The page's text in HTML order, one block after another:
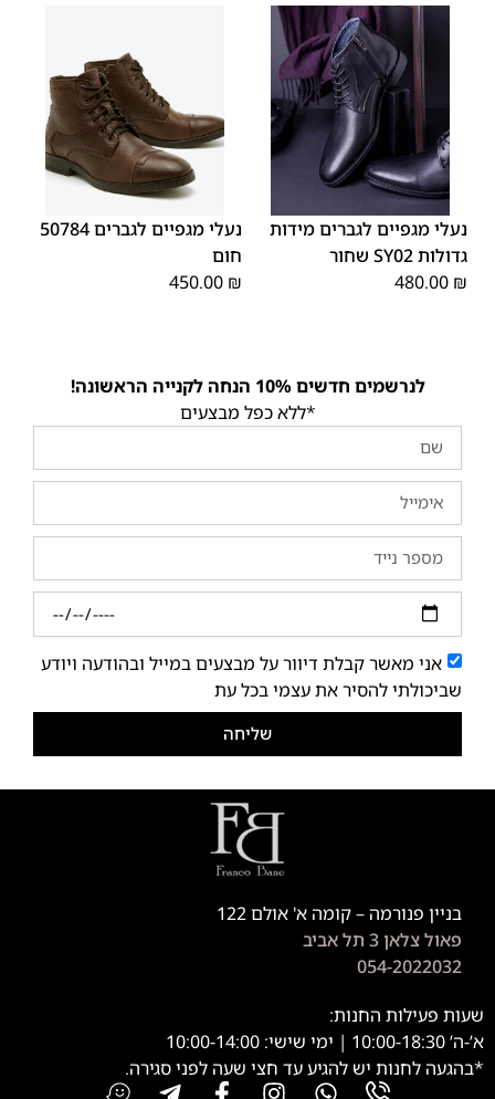
47
48
נעלי מגפיים לגברים מידות
גדולות SY02 שחור
480.00 ₪
41
42
43
44
45
נעלי מגפיים לגברים 50784
חום
450.00 ₪
לנרשמים חדשים 10% הנחה לקנייה הראשונה!
*ללא כפל מבצעים
אני מאשר קבלת דיוור על מבצעים במייל ובהודעה ויודע
שביכולתי להסיר את עצמי בכל עת
שליחה
בניין פנורמה – קומה א' אולם 122
פאול צלאן 3 תל אביב
054-2022032
שעות פעילות החנות:
א’-ה’ 10:00-18:30 | ימי שישי: 10:00-14:00
*בהגעה לחנות יש להגיע עד חצי שעה לפני סגירה.